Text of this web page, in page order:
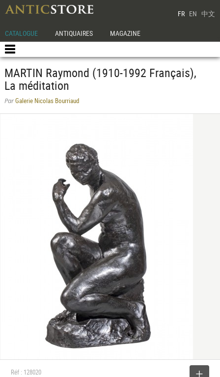
FR EN 中文
CATALOGUE ANTIQUAIRES MAGAZINE
MARTIN Raymond (1910-1992 Français),
La méditation
ParGalerie Nicolas Bourriaud
Réf : 128020